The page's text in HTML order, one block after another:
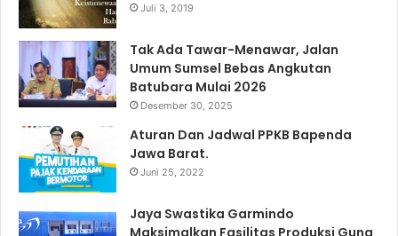
Juli 3, 2019
Tak Ada Tawar-Menawar, Jalan
Umum Sumsel Bebas Angkutan
Batubara Mulai 2026
Desember 30, 2025
Aturan Dan Jadwal PPKB Bapenda
Jawa Barat.
Juni 25, 2022
Jaya Swastika Garmindo